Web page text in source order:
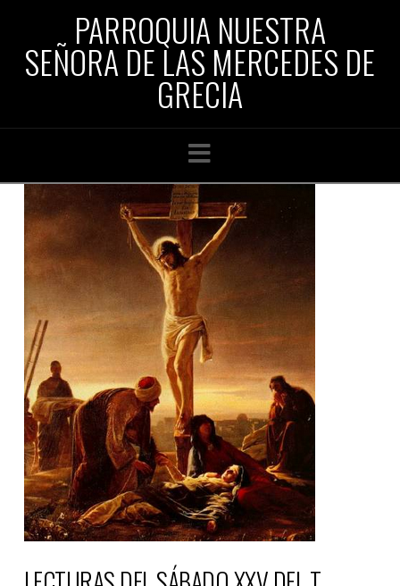
PARROQUIA NUESTRA
SEÑORA DE LAS MERCEDES DE
GRECIA
Navigation